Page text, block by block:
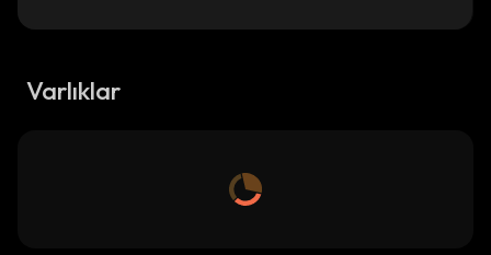
Varlıklar